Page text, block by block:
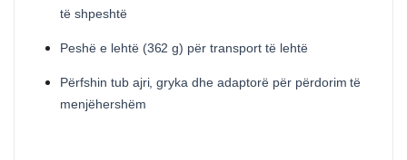
të shpeshtë
Peshë e lehtë (362 g) për transport të lehtë
Përfshin tub ajri, gryka dhe adaptorë për përdorim të
menjëhershëm